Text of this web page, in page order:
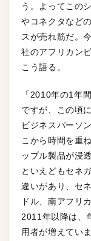
う。よってこの
やコネクタなど
スが売れ筋だ。
社のアフリカン
こう語る。
「2010年の1年
ですが、この頃
ビジネスパーソ
こから時間を重
ップル製品が浸
といえどもセネ
違いがあり、セ
ドル、南アフリ
2011年以降は、
用者が増えてい